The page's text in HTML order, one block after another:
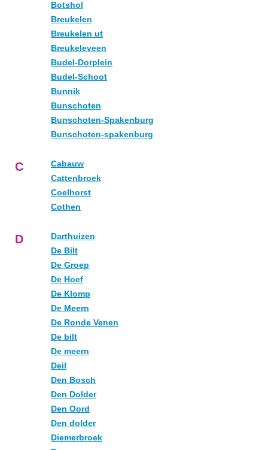
Botshol
Breukelen
Breukelen ut
Breukeleveen
Budel-Dorplein
Budel-Schoot
Bunnik
Bunschoten
Bunschoten-Spakenburg
Bunschoten-spakenburg
C
Cabauw
Cattenbroek
Coelhorst
Cothen
D
Darthuizen
De Bilt
De Groep
De Hoef
De Klomp
De Meern
De Ronde Venen
De bilt
De meern
Deil
Den Bosch
Den Dolder
Den Oord
Den dolder
Diemerbroek